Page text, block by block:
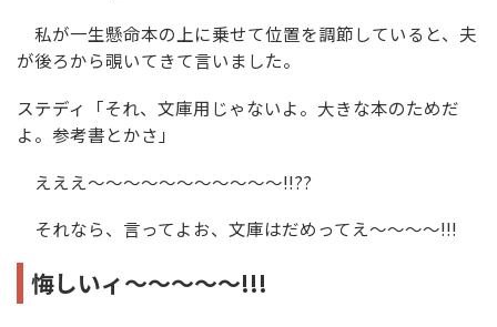
私が一生懸命本の上に乗せて位置を調節していると、夫
が後ろから覗いてきて言いました。
ステディ「それ、文庫用じゃないよ。大きな本のためだ
よ。参考書とかさ」
えええ～～～～～～～～～～～!!??
それなら、言ってよお、文庫はだめってえ～～～～!!!
悔しいィ～～～～～!!!